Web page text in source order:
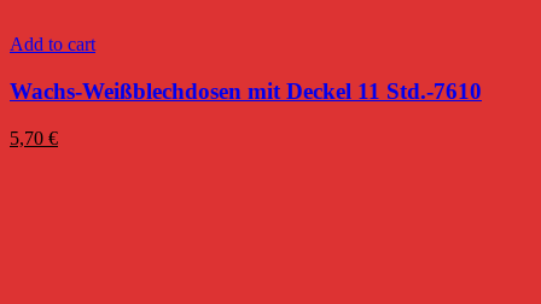
Add to cart
Wachs-Weißblechdosen mit Deckel 11 Std.-7610
5,70 €